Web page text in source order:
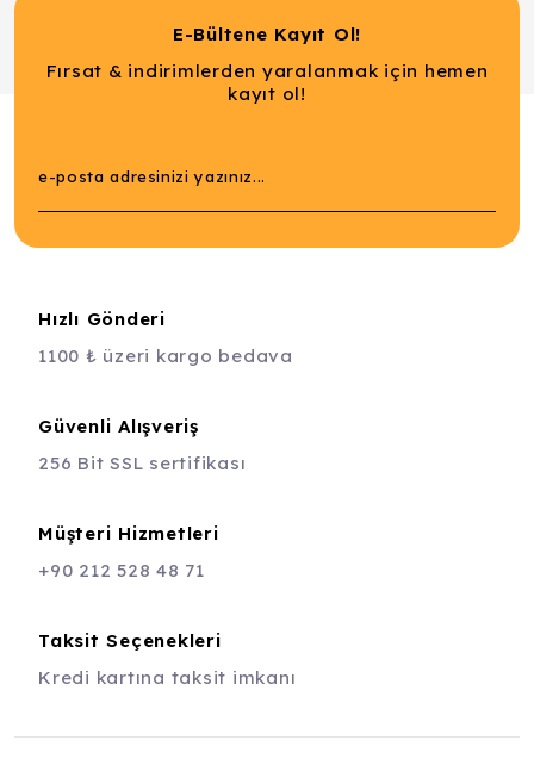
E-Bültene Kayıt Ol!
Fırsat & indirimlerden yaralanmak için hemen
kayıt ol!
Hızlı Gönderi
1100 ₺ üzeri kargo bedava
Güvenli Alışveriş
256 Bit SSL sertifikası
Müşteri Hizmetleri
+90 212 528 48 71
Taksit Seçenekleri
Kredi kartına taksit imkanı